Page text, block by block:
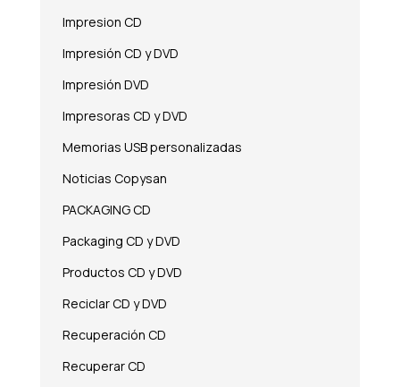
Impresion CD
Impresión CD y DVD
Impresión DVD
Impresoras CD y DVD
Memorias USB personalizadas
Noticias Copysan
PACKAGING CD
Packaging CD y DVD
Productos CD y DVD
Reciclar CD y DVD
Recuperación CD
Recuperar CD